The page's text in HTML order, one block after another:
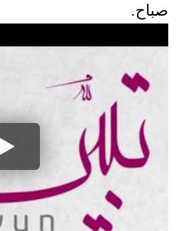
صباح.